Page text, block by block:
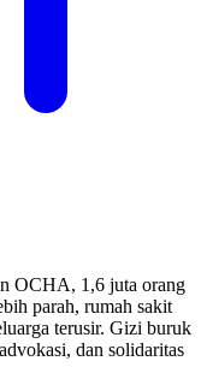
OCHA, 1,6 juta orang
parah, rumah sakit
terusir. Gizi buruk
dan solidaritas